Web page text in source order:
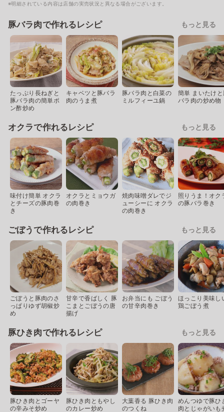
※明細されている内容は店舗の実売状況と異なる場合がございます。
豚バラ肉で作れるレシピ もっと見る
たっぷり長ねぎと
豚バラ肉の簡単ポ
ン酢炒め
キャベツと豚バラ
肉のうま煮
豚バラ肉と白菜の
ミルフィーユ鍋
簡単 まいたけ
バラ肉の炒め物
オクラで作れるレシピ もっと見る
味付け簡単 オクラ
とチーズの豚肉巻
き
オクラとミョウガ
の肉巻き
焼肉味噌ダレでジ
ューシーに オクラ
の肉巻き
照りうま！オク
の豚バラ巻き
ごぼうで作れるレシピ もっと見る
ごぼうと豚肉のさ
っぱりゆず胡椒炒
め
甘辛で香ばしく 豚
こまとごぼうの唐
揚げ
お弁当にも ごぼう
の甘辛肉巻き
ほっこり美味し
鶏ごぼう煮
豚ひき肉で作れるレシピ もっと見る
豚ひき肉とゴーヤ
の辛みそ炒め
豚ひき肉ともやし
のカレー炒め
大葉香る 豚ひき肉
のつくね
めんつゆで豚ひ
肉とじゃがいも